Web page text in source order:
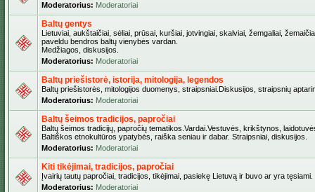
Moderatorius: Moderatoriai
Baltų gentys
Lietuviai, aukštaičiai, sėliai, prūsai, kuršiai, jotvingiai, skalviai, žemgaliai,
paveldu bendros baltų vienybės vardan.
Medžiagos, diskusijos.
Moderatorius: Moderatoriai
Baltų priešistorė, istorija, mitologija, legendos
Baltų priešistorės, mitologijos duomenys, straipsniai.Diskusijos, straipsnių
Moderatorius: Moderatoriai
Baltų šeimos tradicijos, papročiai
Baltų šeimos tradicijų, papročių tematikos.Vardai.Vestuvės, krikštynos,
Baltiškos etnokultūros ypatybės, raiška seniau ir dabar. Straipsniai, diskusijos.
Moderatorius: Moderatoriai
Kiti tikėjimai, tradicijos, papročiai
Įvairių tautų papročiai, tradicijos, tikėjimai, pasiekę Lietuvą ir buvo ar yra tęsiami.
Moderatorius: Moderatoriai